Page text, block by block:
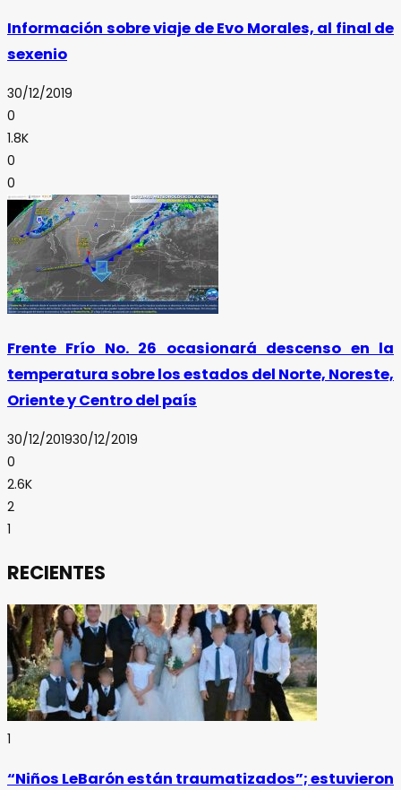
Información sobre viaje de Evo Morales, al final de
sexenio
30/12/2019
0
1.8K
0
0
Frente Frío No. 26 ocasionará descenso en la
temperatura sobre los estados del Norte, Noreste,
Oriente y Centro del país
30/12/201930/12/2019
0
2.6K
2
1
RECIENTES
1
“Niños LeBarón están traumatizados”; estuvieron